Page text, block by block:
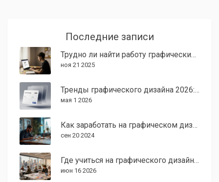
Последние записи
Трудно ли найти работу графическим дизайнером в 2025 году?
ноя 21 2025
Тренды графического дизайна 2026: от пространственного UI до кинетической типографики
мая 1 2026
Как заработать на графическом дизайне в 2024 году
сен 20 2024
Где учиться на графического дизайнера в США: лучшие вузы, стоимость и советы для иностранцев
июн 16 2026